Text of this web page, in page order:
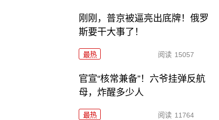
刚刚，普京被逼亮出底牌！俄罗
斯要干大事了！
最热 阅读 15057
官宣“核常兼备”！六爷挂弹反航
母，炸醒多少人
最热 阅读 11764